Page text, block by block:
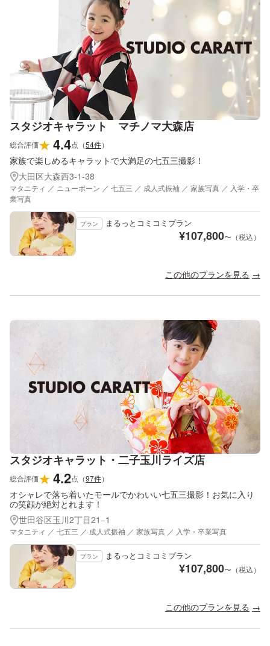
スタジオキャラット マチノマ大森店
総合評価★4.4点 （54件）
家族で楽しめるキャラットで大満足の七五三撮影！
大田区大森西3-1-38
マタニティ ／ ニューボーン ／ 七五三 ／ 成人式振袖 ／ 家族写真 ／ 入学・卒
業写真
プラン まるっとコミコミプラン
¥107,800〜（税込）
この他のプランを見る
スタジオキャラット・二子玉川ライズ店
総合評価★4.2点 （97件）
オシャレで落ち着いたモールでかわいい七五三撮影！お気に入り
の笑顔が絶対とれます！
世田谷区玉川2丁目21−1
マタニティ ／ 七五三 ／ 成人式振袖 ／ 家族写真 ／ 入学・卒業写真
プラン まるっとコミコミプラン
¥107,800〜（税込）
この他のプランを見る